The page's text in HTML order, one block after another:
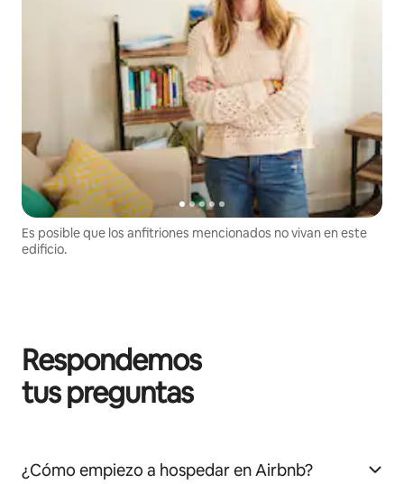
Es posible que los anfitriones mencionados no vivan en este
edificio.
Respondemos
tus preguntas
¿Cómo empiezo a hospedar en Airbnb?